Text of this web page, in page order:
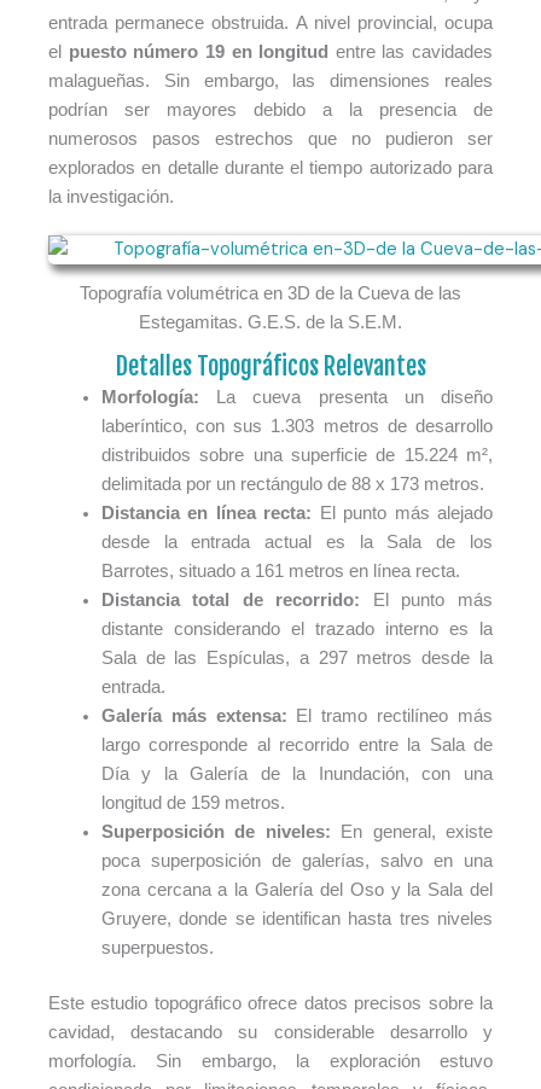
entrada permanece obstruida. A nivel provincial, ocupa
el puesto número 19 en longitud entre las cavidades
malagueñas. Sin embargo, las dimensiones reales
podrían ser mayores debido a la presencia de
numerosos pasos estrechos que no pudieron ser
explorados en detalle durante el tiempo autorizado para
la investigación.
Topografía volumétrica en 3D de la Cueva de las
Estegamitas. G.E.S. de la S.E.M.
Detalles Topográficos Relevantes
Morfología: La cueva presenta un diseño
laberíntico, con sus 1.303 metros de desarrollo
distribuidos sobre una superficie de 15.224 m²,
delimitada por un rectángulo de 88 x 173 metros.
Distancia en línea recta: El punto más alejado
desde la entrada actual es la Sala de los
Barrotes, situado a 161 metros en línea recta.
Distancia total de recorrido: El punto más
distante considerando el trazado interno es la
Sala de las Espículas, a 297 metros desde la
entrada.
Galería más extensa: El tramo rectilíneo más
largo corresponde al recorrido entre la Sala de
Día y la Galería de la Inundación, con una
longitud de 159 metros.
Superposición de niveles: En general, existe
poca superposición de galerías, salvo en una
zona cercana a la Galería del Oso y la Sala del
Gruyere, donde se identifican hasta tres niveles
superpuestos.
Este estudio topográfico ofrece datos precisos sobre la
cavidad, destacando su considerable desarrollo y
morfología. Sin embargo, la exploración estuvo